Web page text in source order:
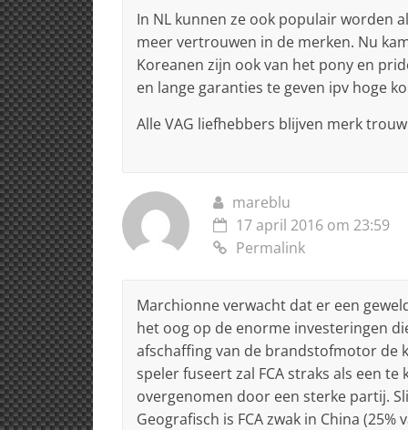
In NL kunnen ze ook populair worden
meer vertrouwen in de merken. Nu
Koreanen zijn ook van het pony en
en lange garanties te geven ipv hoge
Alle VAG liefhebbers blijven merk
mareblu
17 april 2016 om 23:59
Permalink
Marchionne verwacht dat er een
het oog op de enorme investeringen
afschaffing van de brandstofmotor de
speler fuseert zal FCA straks als een
overgenomen door een sterke partij.
Geografisch is FCA zwak in China